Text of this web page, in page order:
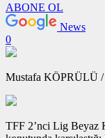
ABONE OL
News
0
Mustafa KÖPRÜLÜ
TFF 2’nci Lig Beyaz